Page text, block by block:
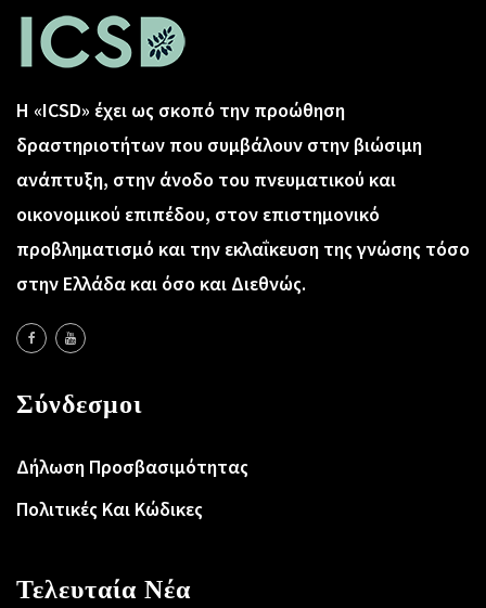
Η «ICSD» έχει ως σκοπό την προώθηση
δραστηριοτήτων που συμβάλουν στην βιώσιμη
ανάπτυξη, στην άνοδο του πνευματικού και
οικονομικού επιπέδου, στον επιστημονικό
προβληματισμό και την εκλαΐκευση της γνώσης τόσο
στην Ελλάδα και όσο και Διεθνώς.
Σύνδεσμοι
Δήλωση Προσβασιμότητας
Πολιτικές Και Κώδικες
Τελευταία Νέα